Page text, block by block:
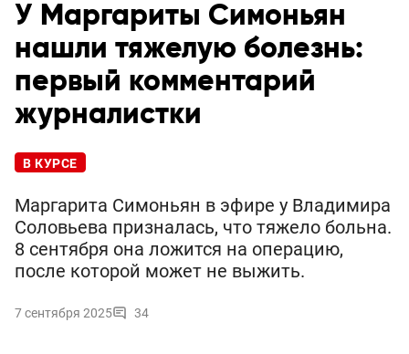
У Маргариты Симоньян
нашли тяжелую болезнь:
первый комментарий
журналистки
В КУРСЕ
Маргарита Симоньян в эфире у Владимира
Соловьева призналась, что тяжело больна.
8 сентября она ложится на операцию,
после которой может не выжить.
7 сентября 2025 34